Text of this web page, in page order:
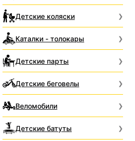
Детские коляски
Каталки - толокары
Детские парты
Детские беговелы
Веломобили
Детские батуты